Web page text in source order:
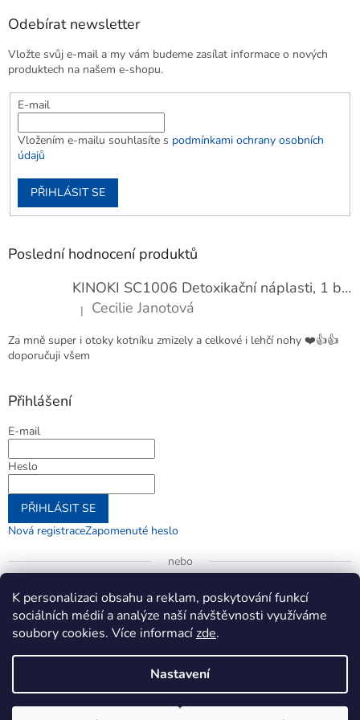
K personalizaci obsahu a reklam, poskytování funkcí
sociálních médií a analýze naší návštěvnosti využíváme
soubory cookies. Více informacízde.
Nastavení
Odebírat newsletter
Vložte svůj e-mail a my vám budeme zasílat informace o nových
produktech na našem e-shopu.
E-mail
Vložením e-mailu souhlasíte s podmínkami ochrany osobních
údajů
PŘIHLÁSIT SE
Poslední hodnocení produktů
KINOKI SC1006 Detoxikační náplasti, 1 balení - 10 ks
Hodnocení produktu je 4 z 5 hvězdiček.
| Cecilie Janotová
Za mně super i otoky kotníku zmizely a celkové i lehčí nohy ❤️👍👍
doporučuji všem
Přihlášení
E-mail
Heslo
PŘIHLÁSIT SE
Nová registraceZapomenuté heslo
nebo
Přihlásit se přes Google
Copyright 2026jenifer.cz. Všechna práva vyhrazena.Upravit